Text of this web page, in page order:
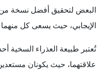
البعض لتحقيق أفضل نسخة من
الإيجابي، حيث يسعى كل منهما
تُعتبر طبيعة العذراء السخية
علاقتهما، حيث يكونان